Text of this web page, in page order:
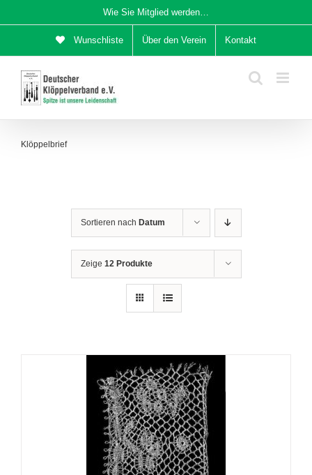
Inhalt
Wie Sie Mitglied werden…
Wunschliste Über den Verein Kontakt
Klöppelbrief
Sortieren nach Datum
Zeige 12 Produkte